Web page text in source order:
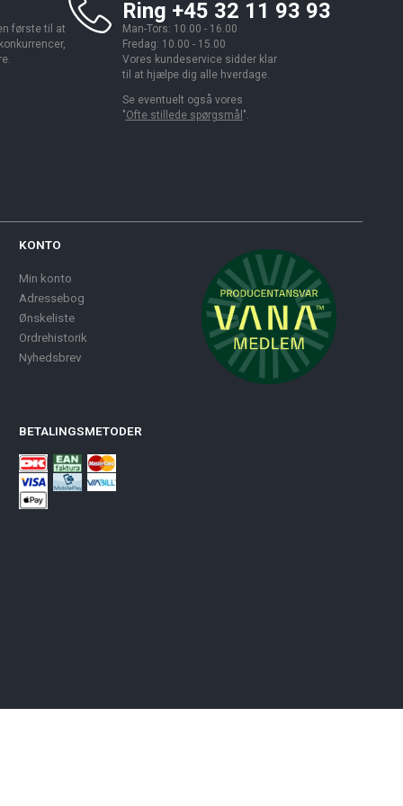
første til at
Ring +45 32 11 93 93
Man-Tors: 10.00 - 16.00
Fredag: 10.00 - 15.00
Vores kundeservice sidder klar
til at hjælpe dig alle hverdage.
Se eventuelt også vores
"Ofte stillede spørgsmål ".
KONTO
Min konto
Adressebog
Ønskeliste
Ordrehistorik
Nyhedsbrev
BETALINGSMETODER